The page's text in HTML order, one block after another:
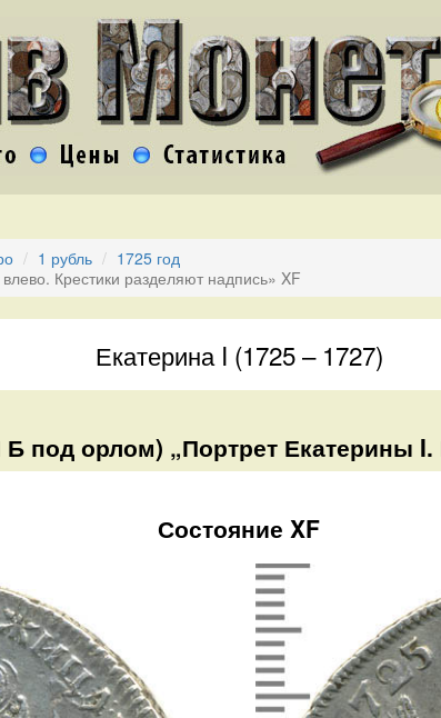
1 рубль
1725 год
Крестики разделяют надпись» XF
Екатерина I (1725 – 1727)
под орлом) „Портрет Екатерины I.
Состояние XF